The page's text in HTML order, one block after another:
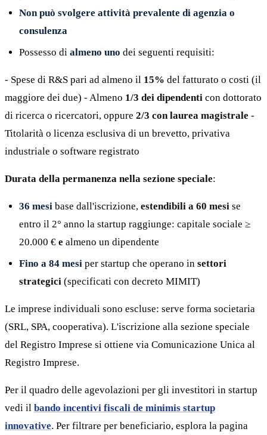
Non può svolgere attività prevalente di agenzia o
consulenza
Possesso di almeno uno dei seguenti requisiti:
- Spese di R&S pari ad almeno il 15% del fatturato o costi (il
maggiore dei due) - Almeno 1/3 dei dipendenti con dottorato
di ricerca o ricercatori, oppure 2/3 con laurea magistrale -
Titolarità o licenza esclusiva di un brevetto, privativa
industriale o software registrato
Durata della permanenza nella sezione speciale:
36 mesi base dall'iscrizione, estendibili a 60 mesi se
entro il 2° anno la startup raggiunge: capitale sociale ≥
20.000 € e almeno un dipendente
Fino a 84 mesi per startup che operano in settori
strategici (specificati con decreto MIMIT)
Le imprese individuali sono escluse: serve forma societaria
(SRL, SPA, cooperativa). L'iscrizione alla sezione speciale
del Registro Imprese si ottiene via Comunicazione Unica al
Registro Imprese.
Per il quadro delle agevolazioni per gli investitori in startup
vedi il bando incentivi fiscali de minimis startup
innovative. Per filtrare per beneficiario, esplora la pagina